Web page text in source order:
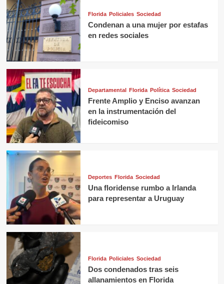
Florida Policiales Sociedad
Condenan a una mujer por estafas
en redes sociales
Departamental Florida Política Sociedad
Frente Amplio y Enciso avanzan
en la instrumentación del
fideicomiso
Deportes Florida Sociedad
Una floridense rumbo a Irlanda
para representar a Uruguay
Florida Policiales Sociedad
Dos condenados tras seis
allanamientos en Florida